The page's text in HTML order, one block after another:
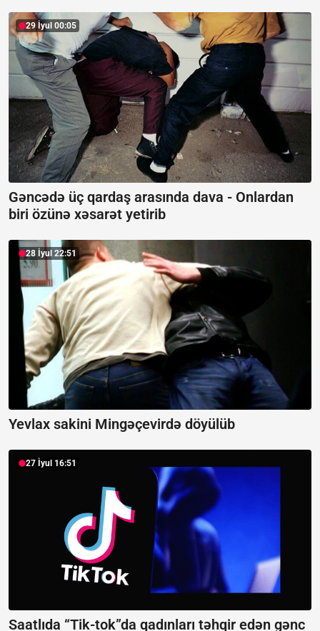
29 İyul 00:05
Gəncədə üç qardaş arasında dava - Onlardan
biri özünə xəsarət yetirib
28 İyul 22:51
Yevlax sakini Mingəçevirdə döyülüb
27 İyul 16:51
Saatlıda “Tik-tok”da qadınları təhqir edən gənc